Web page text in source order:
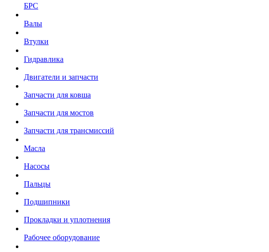
БРС
Валы
Втулки
Гидравлика
Двигатели и запчасти
Запчасти для ковша
Запчасти для мостов
Запчасти для трансмиссий
Масла
Насосы
Пальцы
Подшипники
Прокладки и уплотнения
Рабочее оборудование